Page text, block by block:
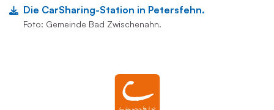
Die CarSharing-Station in Petersfehn.
Foto: Gemeinde Bad Zwischenahn.